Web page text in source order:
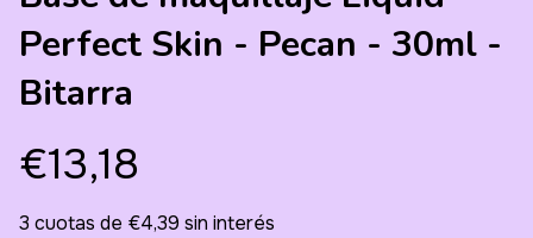
Perfect Skin - Pecan - 30ml -
Bitarra
€13,18
3 cuotas de €4,39 sin interés